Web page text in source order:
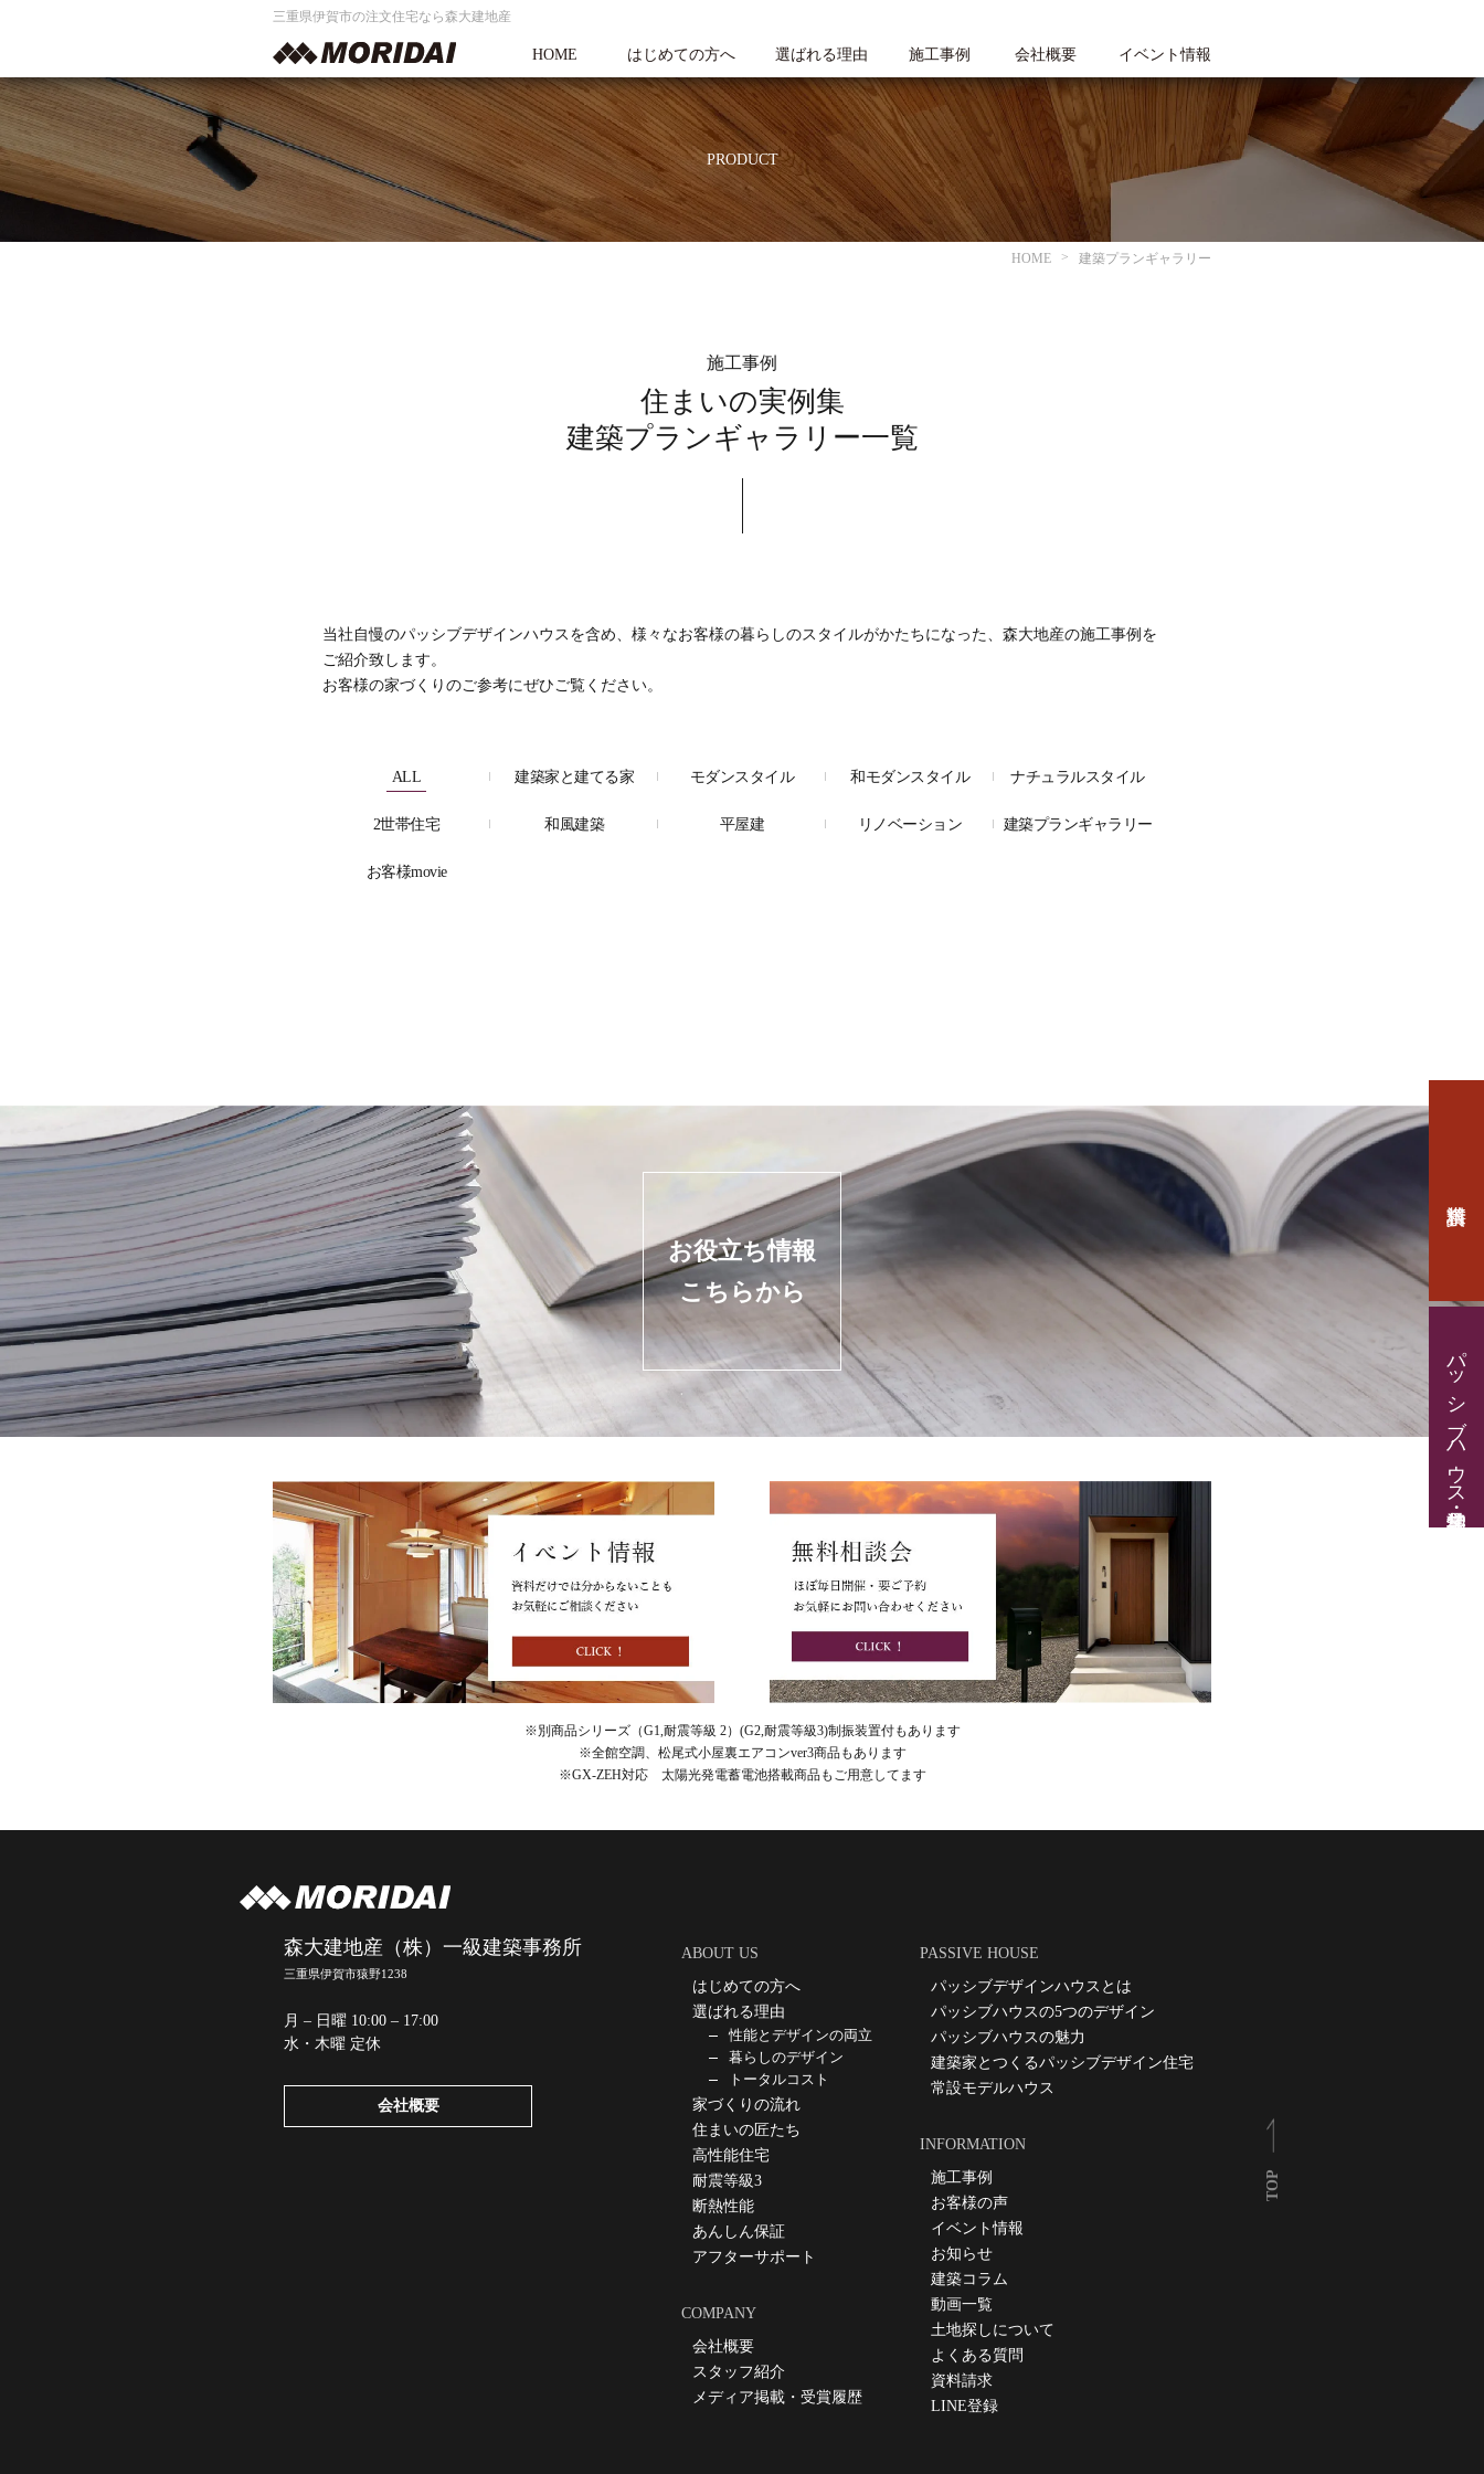
三重県伊賀市の注文住宅なら森大建地産
HOME はじめての方へ 選ばれる理由 施工事例 会社概要 イベント情報
PRODUCT
HOME 建築プランギャラリー
パッシブハウス見学・住宅相談
施工事例
住まいの実例集
建築プランギャラリー一覧
当社自慢のパッシブデザインハウスを含め、様々なお客様の暮らしのスタイルがかたちになった、森大地産の施工事例を
ご紹介致します。
お客様の家づくりのご参考にぜひご覧ください。
ALL 建築家と建てる家 モダンスタイル 和モダンスタイル ナチュラルスタイル
2世帯住宅 和風建築 平屋建 リノベーション 建築プランギャラリー
お客様movie
お役立ち情報
こちらから
※別商品シリーズ（G1,耐震等級 2）(G2,耐震等級3)制振装置付もあります
※全館空調、松尾式小屋裏エアコンver3商品もあります
※GX-ZEH対応 太陽光発電蓄電池搭載商品もご用意してます
TOP
森大建地産（株）一級建築事務所
三重県伊賀市猿野1238
月 – 日曜 10:00 – 17:00
水・木曜 定休
会社概要
ABOUT US
はじめての方へ
選ばれる理由
性能とデザインの両立
暮らしのデザイン
トータルコスト
家づくりの流れ
住まいの匠たち
高性能住宅
耐震等級3
断熱性能
あんしん保証
アフターサポート
COMPANY
会社概要
スタッフ紹介
メディア掲載・受賞履歴
PASSIVE HOUSE
パッシブデザインハウスとは
パッシブハウスの5つのデザイン
パッシブハウスの魅力
建築家とつくるパッシブデザイン住宅
常設モデルハウス
INFORMATION
施工事例
お客様の声
イベント情報
お知らせ
建築コラム
動画一覧
土地探しについて
よくある質問
資料請求
LINE登録